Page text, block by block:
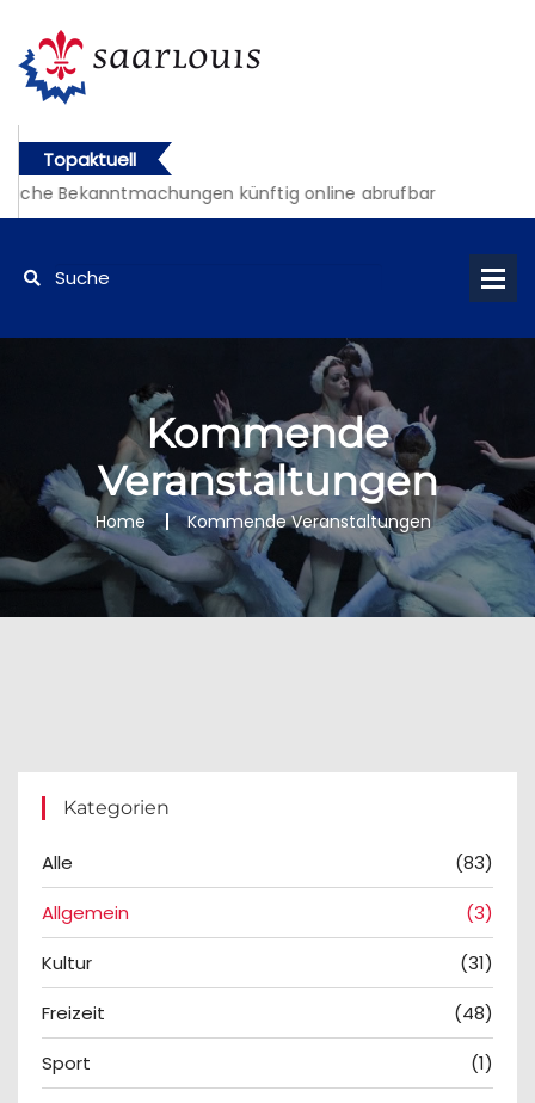
Topaktuell
Bekanntmachungen künftig online abrufbar
Kommende
Veranstaltungen
Home Kommende Veranstaltungen
Kategorien
Alle
(83)
Allgemein
(3)
Kultur
(31)
Freizeit
(48)
Sport
(1)